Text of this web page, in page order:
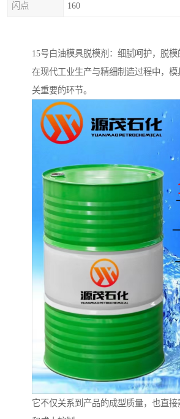
闪点 160
15号白油模具脱模剂：细腻呵护，脱模
在现代工业生产与精细制造过程中，模
关重要的环节。
它不仅关系到产品的成型质量，也直